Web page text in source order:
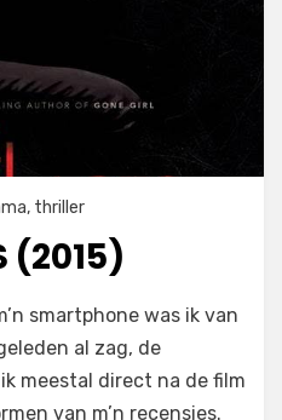
, thriller
(2015)
smartphone was ik van
al zag, de
meestal direct na de film
van m’n recensies.